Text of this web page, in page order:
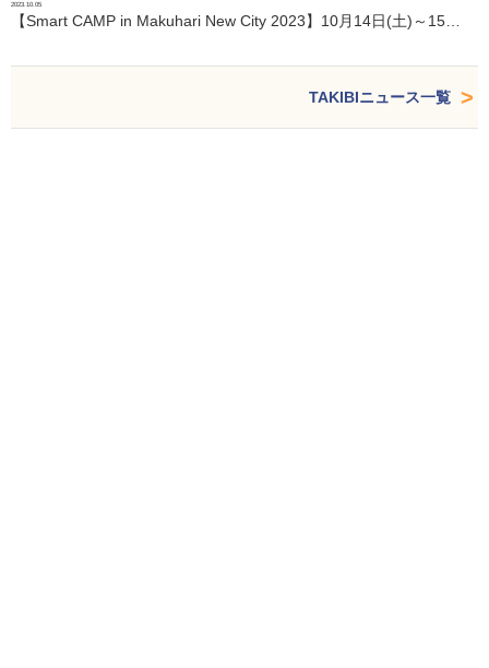
2023.10.05
【Smart CAMP in Makuhari New City 2023】10月14日(土)～15…
TAKIBIニュース一覧